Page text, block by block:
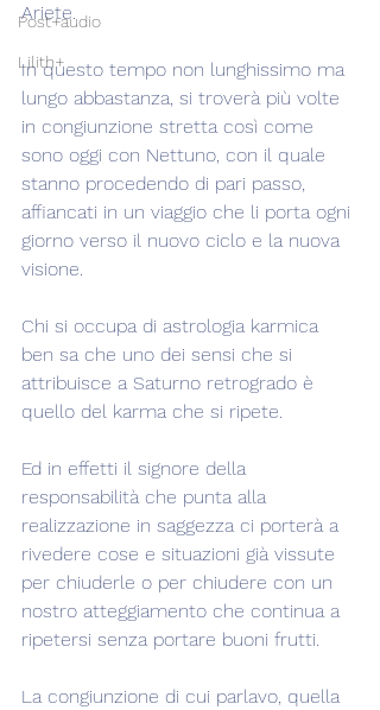
Post+audio
Lilith+
Ariete.
In questo tempo non lunghissimo ma
lungo abbastanza, si troverà più volte
in congiunzione stretta così come
sono oggi con Nettuno, con il quale
stanno procedendo di pari passo,
affiancati in un viaggio che li porta ogni
giorno verso il nuovo ciclo e la nuova
visione.
Chi si occupa di astrologia karmica
ben sa che uno dei sensi che si
attribuisce a Saturno retrogrado è
quello del karma che si ripete.
Ed in effetti il signore della
responsabilità che punta alla
realizzazione in saggezza ci porterà a
rivedere cose e situazioni già vissute
per chiuderle o per chiudere con un
nostro atteggiamento che continua a
ripetersi senza portare buoni frutti.
La congiunzione di cui parlavo, quella